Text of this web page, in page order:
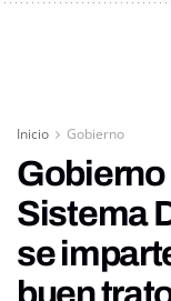
Inicio Gobierno
Gobierno
Sistema
se